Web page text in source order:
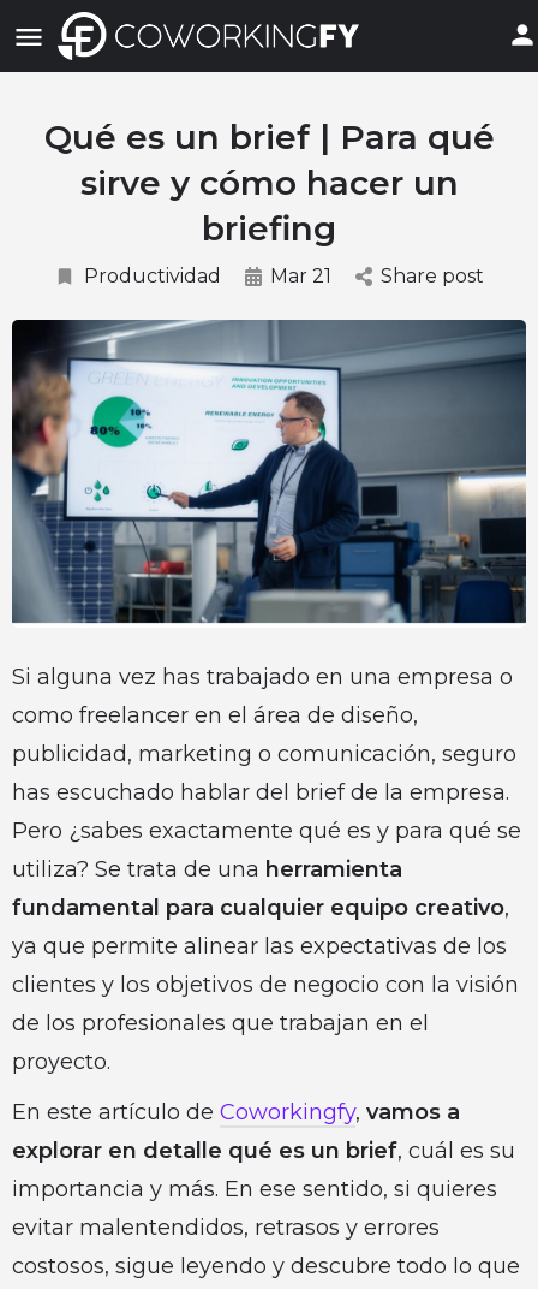
Qué es un brief | Para qué
sirve y cómo hacer un
briefing
Productividad Mar 21 Share post
Si alguna vez has trabajado en una empresa o
como freelancer en el área de diseño,
publicidad, marketing o comunicación, seguro
has escuchado hablar del brief de la empresa.
Pero ¿sabes exactamente qué es y para qué se
utiliza? Se trata de una herramienta
fundamental para cualquier equipo creativo,
ya que permite alinear las expectativas de los
clientes y los objetivos de negocio con la visión
de los profesionales que trabajan en el
proyecto.
En este artículo de Coworkingfy, vamos a
explorar en detalle qué es un brief, cuál es su
importancia y más. En ese sentido, si quieres
evitar malentendidos, retrasos y errores
costosos, sigue leyendo y descubre todo lo que